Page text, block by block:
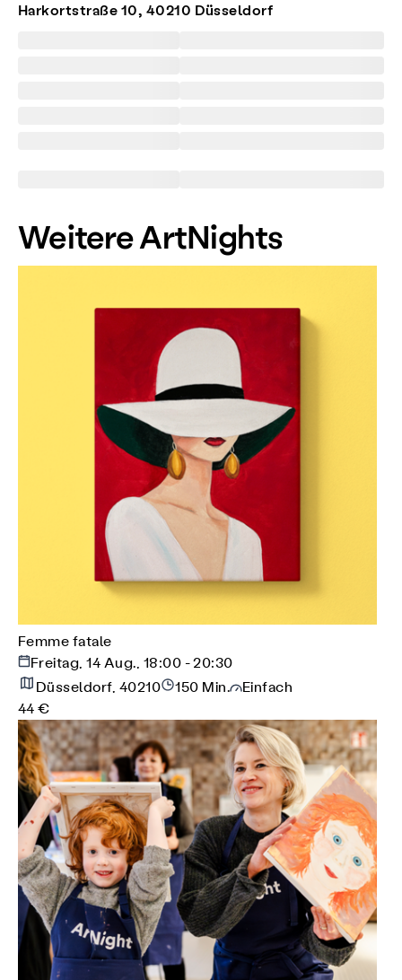
Harkortstraße 10, 40210 Düsseldorf
Weitere ArtNights
Femme fatale
Freitag, 14 Aug., 18:00 - 20:30
Düsseldorf, 40210
150 Min.
Einfach
44 €